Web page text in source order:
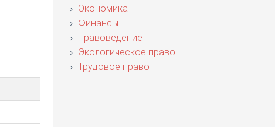
Экономика
Финансы
Правоведение
Экологическое право
Трудовое право